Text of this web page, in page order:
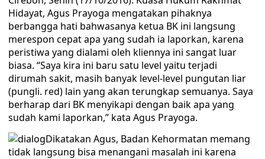
Hidayat, Agus Prayoga mengatakan pihaknya
berbangga hati bahwasanya ketua BK ini langsung
merespon cepat apa yang sudah ia laporkan, karena
peristiwa yang dialami oleh kliennya ini sangat luar
biasa. “Saya kira ini baru satu level yaitu terjadi
dirumah sakit, masih banyak level-level pungutan liar
(pungli. red) lain yang akan terungkap semuanya. Saya
berharap dari BK menyikapi dengan baik apa yang
sudah kami laporkan,” kata Agus Prayoga.
Dikatakan Agus, Badan Kehormatan memang
tidak langsung bisa menangani masalah ini karena